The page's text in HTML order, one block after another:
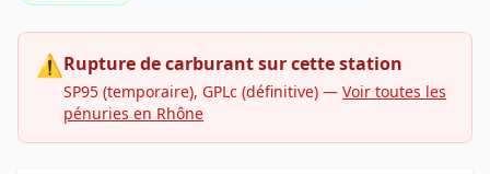
⚠Rupture de carburant sur cette station
SP95 (temporaire), GPLc (définitive) — Voir toutes les
pénuries en Rhône